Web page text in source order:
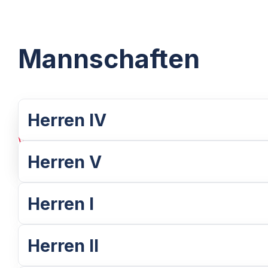
Weiterlesen
Mannschaften
Herren IV
Herren V
Herren I
Herren II